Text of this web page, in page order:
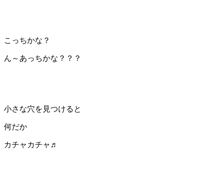
こっちかな？
ん～あっちかな？？？
小さな穴を見つけると
何だか
カチャカチャ♬